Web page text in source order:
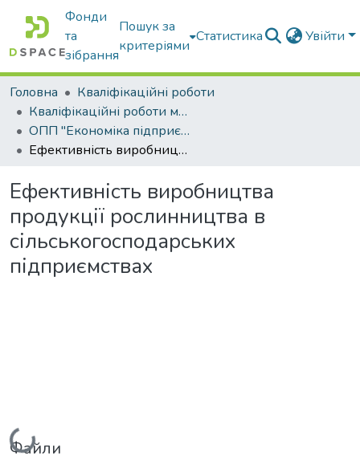
Фонди
та
зібрання
Пошук за
критеріями
Статистика Увійти
Головна
Кваліфікаційні роботи
Кваліфікаційні роботи магістрів
ОПП "Економіка підприємства"
Ефективність виробництва продукції рослинництва в сільськогосподарських підприємствах
Ефективність виробництва
продукції рослинництва в
сільськогосподарських
підприємствах
Вантажиться...
Файли